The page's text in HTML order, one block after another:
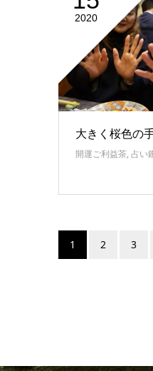
2020
大きく桜色の
開運ご利益茶, 占い
1 2 3